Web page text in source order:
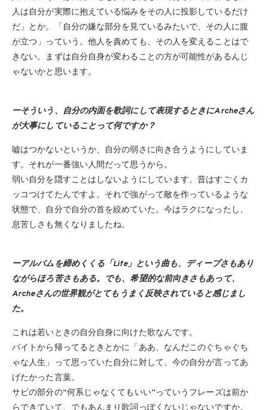
人は自分が実際に抱えている悩みをその人に投影しているだけ
だ」とか。「自分の嫌な部分を見ているみたいで、その人に腹
が立つ」っていう。他人を責めても、その人を変えることはで
きない。まずは自分自身が変わることの方が可能性があるんじ
ゃないかと思います。
ーそういう、自分の内面を歌詞にして表現するときにArcheさん
が大事にしていることって何ですか？
嘘はつかないというか、自分の弱さに向き合うようにしていま
す。それが一番強い人間だって思うから。
弱い自分を隠すことはしないようにしています。昔はすごくカ
ッコつけてたんですよ。それで強がって敵を作っているような
状態で、自分で自分の首を絞めていた。今はラクになったし、
息苦しさも無くなりましたね。
ーアルバムを締めくくる「Life」という曲も、ディープさもあり
ながらほろ苦さもある。でも、希望的な前向きさもあって、
Archeさんの世界観がとてもうまく反映されていると感じまし
た。
これは若いときの自分自身に向けた歌なんです。
バイトから帰ってるときとかに「ああ、なんだこのぐちゃぐち
ゃな人生」って思っていた自分に対して、今の自分が言ってあ
げたかった言葉。
サビの部分の“何系じゃなくてもいい”っていうフレーズは前か
らできていて、でもあんまり歌詞っぽくないじゃないですか。